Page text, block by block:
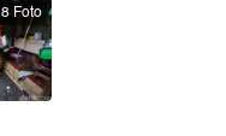
8 Foto